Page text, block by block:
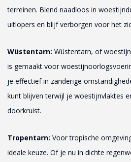
terreinen. Blend naadloos in
uitlopers en blijf verborgen voor het
Wüstentarn: Wüstentarn, of
is gemaakt voor
je effectief in zanderige
kunt blijven terwijl je woestijnvlaktes
doorkruist.
Tropentarn: Voor tropische
ideale keuze. Of je nu in dichte